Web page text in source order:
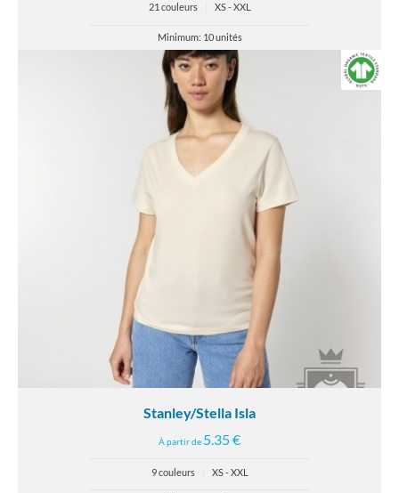
21 couleurs XS - XXL
Minimum: 10 unités
Stanley/Stella Isla
À partir de 5.35 €
9 couleurs XS - XXL